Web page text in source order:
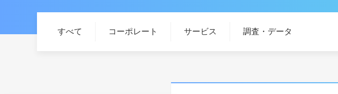
すべて コーポレート サービス 調査・データ